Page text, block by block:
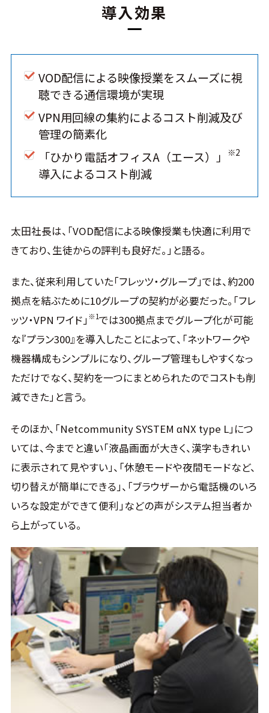
導入効果
VOD配信による映像授業をスムーズに視
聴できる通信環境が実現
VPN用回線の集約によるコスト削減及び
管理の簡素化
「ひかり電話オフィスA（エース）」
※2
導入によるコスト削減
太田社長は、「VOD配信による映像授業も快適に利用で
きており、生徒からの評判も良好だ。」と語る。
また、従来利用していた「フレッツ・グループ」では、約200
拠点を結ぶために10グループの契約が必要だった。「フレ
ッツ・VPN ワイド」 ※1では300拠点までグループ化が可能
な『プラン300』を導入したことによって、「ネットワークや
機器構成もシンプルになり、グループ管理もしやすくなっ
ただけでなく、契約を一つにまとめられたのでコストも削
減できた」と言う。
そのほか、「Netcommunity SYSTEM αNX type L」につ
いては、今までと違い「液晶画面が大きく、漢字もきれい
に表示されて見やすい」、「休憩モードや夜間モードなど、
切り替えが簡単にできる」、「ブラウザーから電話機のいろ
いろな設定ができて便利」などの声がシステム担当者か
ら上がっている。